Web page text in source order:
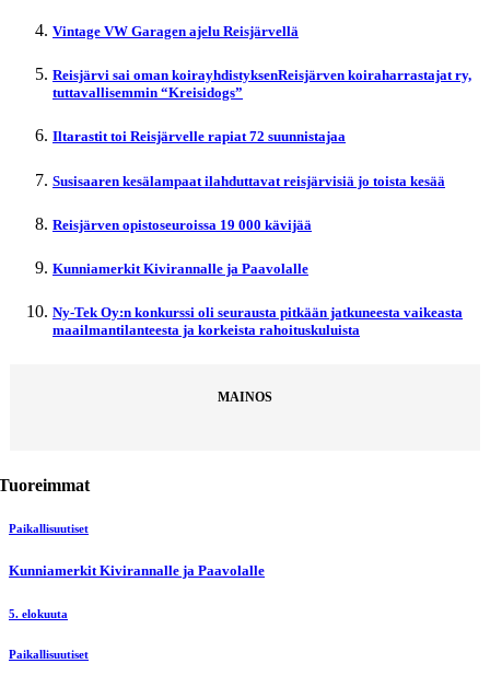
Vintage VW Garagen ajelu Reisjärvellä
Reisjärvi sai oman koirayhdistyksenReisjärven koiraharrastajat ry,
tuttavallisemmin “Kreisidogs”
Iltarastit toi Reisjärvelle rapiat 72 suunnistajaa
Susisaaren kesälampaat ilahduttavat reisjärvisiä jo toista kesää
Reisjärven opistoseuroissa 19 000 kävijää
Kunniamerkit Kivirannalle ja Paavolalle
Ny-Tek Oy:n konkurssi oli seurausta pitkään jatkuneesta vaikeasta
maailmantilanteesta ja korkeista rahoituskuluista
MAINOS
Paikallisuutiset
Kunniamerkit Kivirannalle ja Paavolalle
5. elokuuta
Paikallisuutiset